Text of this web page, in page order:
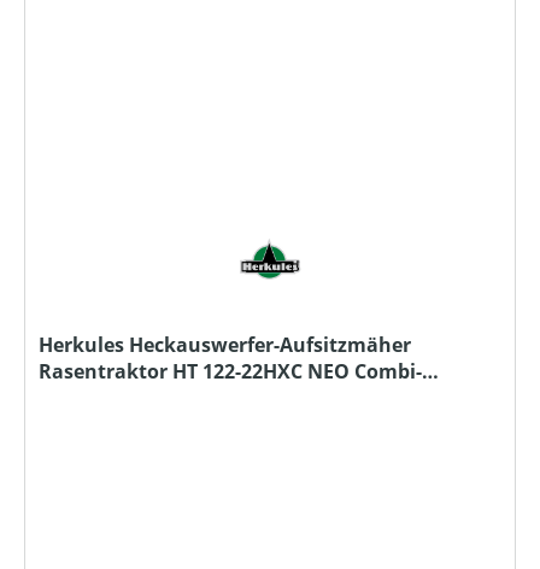
Herkules Heckauswerfer-Aufsitzmäher
Rasentraktor HT 122-22HXC NEO Combi-